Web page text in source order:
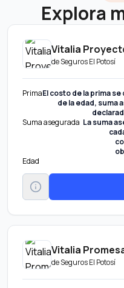
Explora
Vitalia
deSeguros El Potosí
PrimaEl costo de la prima
de la edad, suma
Suma asegurada La suma
Edad
Vitalia
deSeguros El Potosí